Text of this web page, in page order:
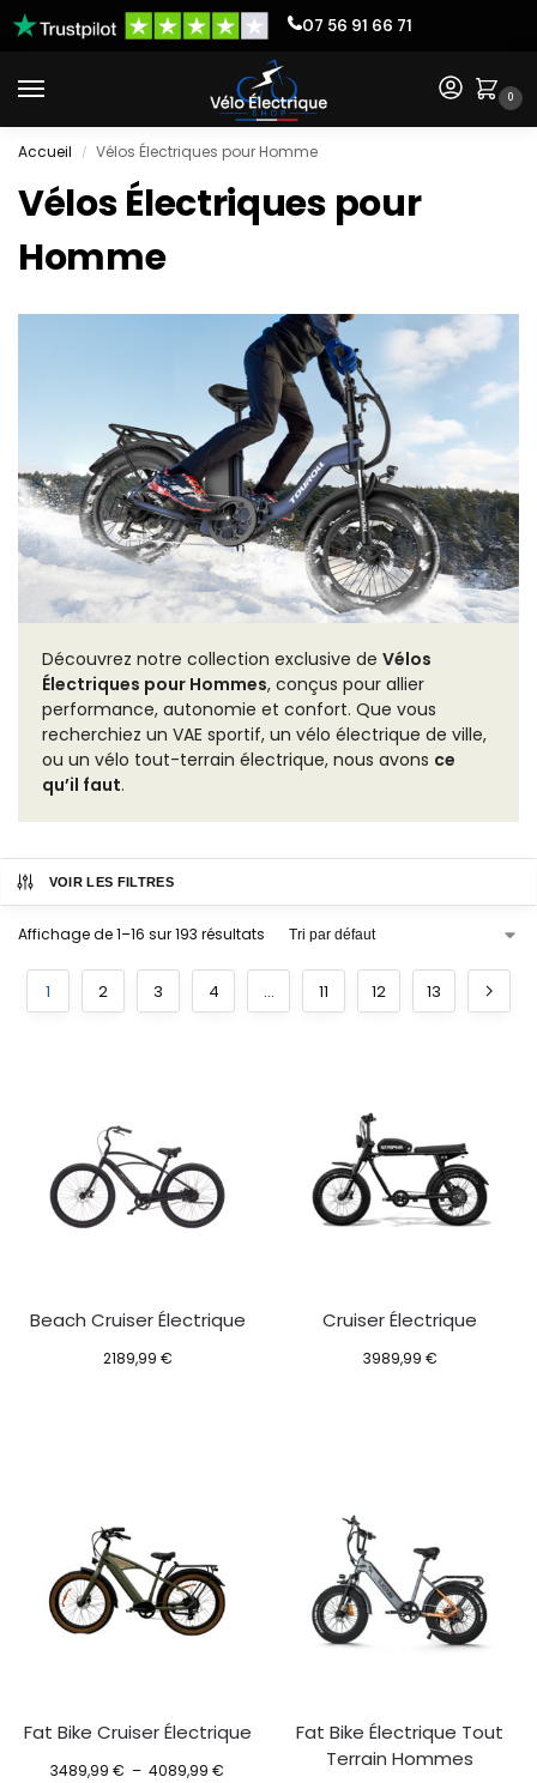
07 56 91 66 71
0
Accueil / Vélos Électriques pour Homme
Vélos Électriques pour
Homme
Découvrez notre collection exclusive de Vélos
Électriques pour Hommes, conçus pour allier
performance, autonomie et confort. Que vous
recherchiez un VAE sportif, un vélo électrique de ville,
ou un vélo tout-terrain électrique, nous avons ce
qu’il faut.
VOIR LES FILTRES
Affichage de 1–16 sur 193 résultats
1 2 3 4 … 11 12 13
Beach Cruiser Électrique
2189,99 €
Cruiser Électrique
3989,99 €
Fat Bike Cruiser Électrique
3489,99 € – 4089,99 €
Fat Bike Électrique Tout
Terrain Hommes